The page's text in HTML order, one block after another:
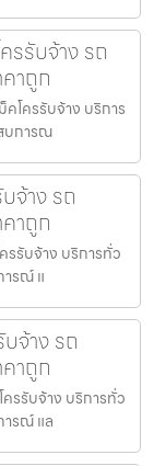
รรับจ้าง รถ
าถูก
คโครรับจ้าง บริการ
บการณ
จ้าง รถ
าถูก
รรับจ้าง บริการทั่ว
ารณ์ แ
จ้าง รถ
าถูก
ครรับจ้าง บริการทั่ว
ารณ์ แล